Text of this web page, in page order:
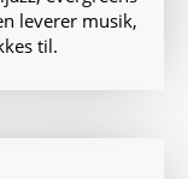
leverer musik,
til.